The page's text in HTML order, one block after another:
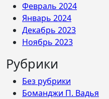
Февраль 2024
Январь 2024
Декабрь 2023
Ноябрь 2023
Рубрики
Без рубрики
Боманджи П. Вадья